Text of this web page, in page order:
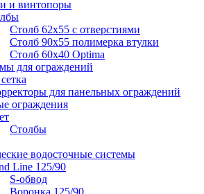
и винтопоры
Cтолб 62х55 с отверстиями
Cтолб 90х55 полимерка втулки
Столб 60х40 Optima
для ограждений
для панельных ограждений
ограждения
Столбы
водосточные системы
Line 125/90
S-обвод
Воронка 125/90